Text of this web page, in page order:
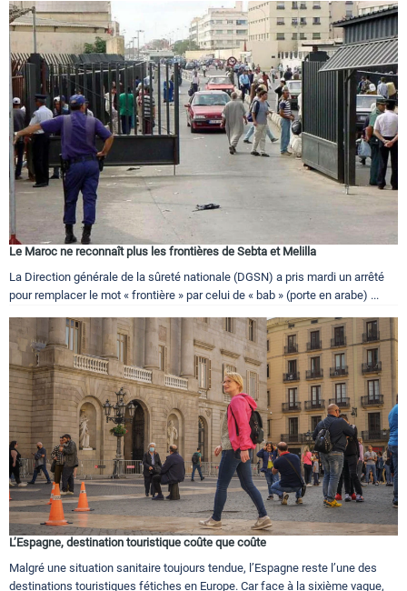
Le Maroc ne reconnaît plus les frontières de Sebta et Melilla
La Direction générale de la sûreté nationale (DGSN) a pris mardi un arrêté
pour remplacer le mot « frontière » par celui de « bab » (porte en arabe) ...
L’Espagne, destination touristique coûte que coûte
Malgré une situation sanitaire toujours tendue, l’Espagne reste l’une des
destinations touristiques fétiches en Europe. Car face à la sixième vague,